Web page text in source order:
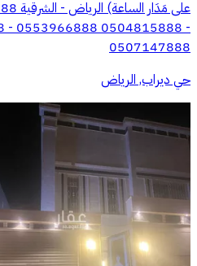
0507147888
حي ديراب, الرياض